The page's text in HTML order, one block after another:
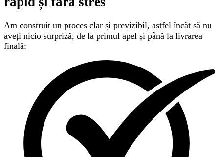
Am construit un proces clar și previzibil, astfel încât să nu
aveți nicio surpriză, de la primul apel și până la livrarea
finală: